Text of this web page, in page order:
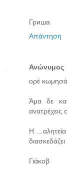
Гриша
Απάντηση
Ανώνυμος
ορέ
Άμα δε
ανατρέχεις
Η
Γιάκοβ